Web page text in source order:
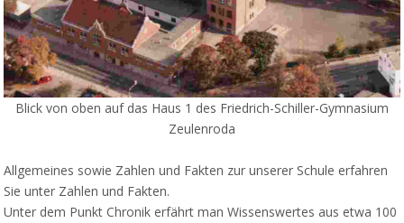
Blick von oben auf das Haus 1 des Friedrich-Schiller-Gymnasium
Zeulenroda
Allgemeines sowie Zahlen und Fakten zur unserer Schule erfahren
Sie unter Zahlen und Fakten.
Unter dem Punkt Chronik erfährt man Wissenswertes aus etwa 100